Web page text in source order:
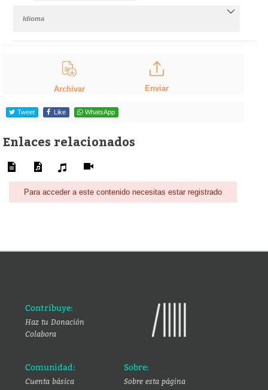
Idioma
Archivar Enviar
Tweet Like WhatsApp
Enlaces relacionados
Para acceder a este contenido necesitas estar registrado
Contribuye:
Haz tu Donación
Colabora
Comunidad:
Cuenta básica
Sobre:
Sobre esta página